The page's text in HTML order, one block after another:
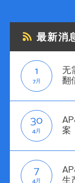
最新消
1
7月
无
翻
30
4月
案
7
4月
生